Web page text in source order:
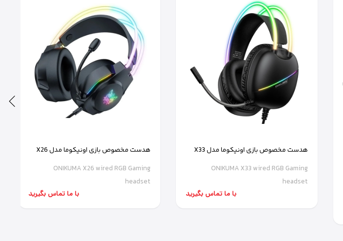
هدست مخصوص بازی اونیکوما مدل X33
ONIKUMA X33 wired RGB Gaming
headset
با ما تماس بگیرید
هدست مخصوص بازی اونیکوما مدل X26
ONIKUMA X26 wired RGB Gaming
headset
با ما تماس بگیرید